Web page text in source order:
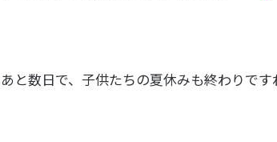
あと数日で、子供たちの夏休みも終わりです